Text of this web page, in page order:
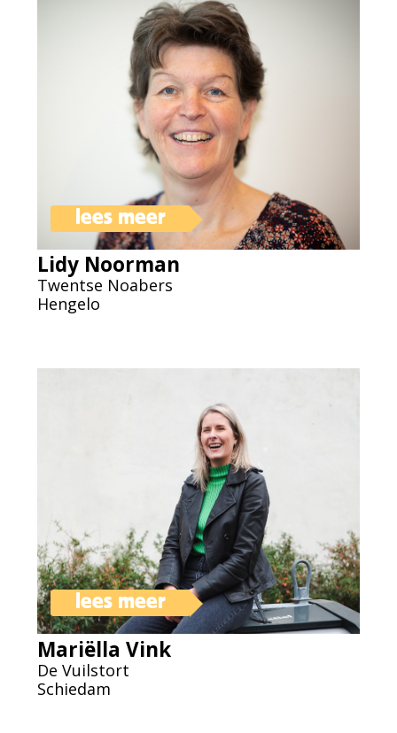
lees meer
Lidy Noorman
Twentse Noabers
Hengelo
lees meer
Mariëlla Vink
De Vuilstort
Schiedam